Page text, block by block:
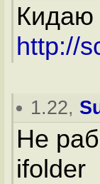
Кидаю
http://
1.22,
Не
ifolder